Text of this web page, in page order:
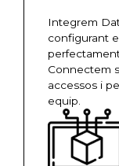
Integrem
configurant
Connectem
accessos i
equip.